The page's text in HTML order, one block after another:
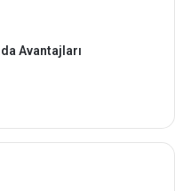
Avantajları